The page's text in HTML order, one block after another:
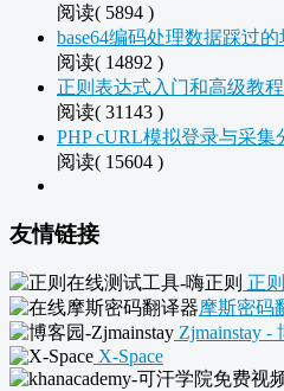
阅读( 5894 )
base64编码处理数据踩过的
阅读( 14892 )
正则表达式入门和高级教
阅读( 31143 )
PHP cURL模拟登录与采集
阅读( 15604 )
友情链接
正
摩斯密码
Zjmainstay -
X-Space